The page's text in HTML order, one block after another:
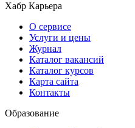
Хабр Карьера
О сервисе
Услуги и цены
Журнал
Каталог вакансий
Каталог курсов
Карта сайта
Контакты
Образование